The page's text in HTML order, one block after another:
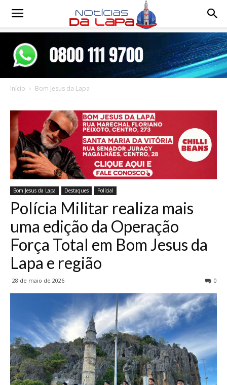
Notícias
Início Bom Jesus da Lapa
Bom Jesus da Lapa Destaques Polícial
Polícia Militar realiza mais
uma edição da Operação
Força Total em Bom Jesus da
Lapa e região
28 de maio de 2026 0